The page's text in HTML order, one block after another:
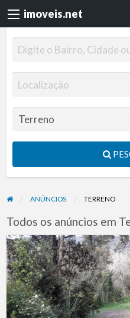
imoveis.net
ANÚNCIOS TERRENO
Todos os anúncios em
Lote
em
condomínio
Rural